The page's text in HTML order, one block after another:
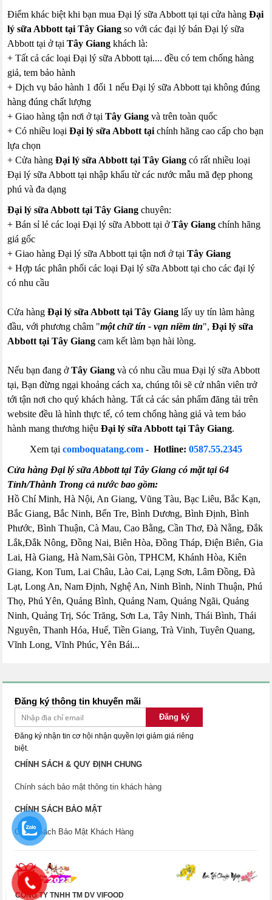
Điểm khác biệt khi bạn mua Đại lý sữa Abbott tại tại cửa hàngĐại
lý sữa Abbott tại Tây Giang so với các đại lý bán Đại lý sữa
Abbott tại ở tạiTây Giang khách là:
+ Tất cả các loại Đại lý sữa Abbott tại.... đều có tem chống hàng
giả, tem bảo hành
+ Dịch vụ bảo hành 1 đổi 1 nếu Đại lý sữa Abbott tại không đúng
hàng đúng chất lượng
+ Giao hàng tận nơi ở tạiTây Giang và trên toàn quốc
+ Có nhiều loạiĐại lý sữa Abbott tại chính hãng cao cấp cho bạn
lựa chọn
+ Cửa hàngĐại lý sữa Abbott tại Tây Giang có rất nhiều loại
Đại lý sữa Abbott tại nhập khẩu từ các nước mẫu mã đẹp phong
phú và đa dạng
Đại lý sữa Abbott tại Tây Giangchuyên:
+ Bán sỉ lẻ các loại Đại lý sữa Abbott tại ởTây Giang chính hãng
giá gốc
+ Giao hàng Đại lý sữa Abbott tại tận nơi ở tạiTây Giang
+ Hợp tác phân phối các loại Đại lý sữa Abbott tại cho các đại lý
có nhu cầu
Cửa hàngĐại lý sữa Abbott tại Tây Giang lấy uy tín làm hàng
đầu, với phương châm "một chữ tín - vạn niềm tin",Đại lý sữa
Abbott tại Tây Giang cam kết làm bạn hài lòng.
Nếu bạn đang ởTây Giang và có nhu cầu mua Đại lý sữa Abbott
tại, Bạn đừng ngại khoảng cách xa, chúng tôi sẽ cử nhân viên trở
tới tận nơi cho quý khách hàng. Tất cả các sản phẩm đăng tải trên
website đều là hình thực tế, có tem chống hàng giả và tem bảo
hành mang thương hiệuĐại lý sữa Abbott tại Tây Giang.
Xem tại comboquatang.com - Hotline: 0587.55.2345
Cửa hàng Đại lý sữa Abbott tại Tây Giang có mặt tại 64
Tỉnh/Thành Trong cả nước bao gồm:
Hồ Chí Minh, Hà Nội, An Giang, Vũng Tàu, Bạc Liêu, Bắc Kạn,
Bắc Giang, Bắc Ninh, Bến Tre, Bình Dương, Bình Định, Bình
Phước, Bình Thuận, Cà Mau, Cao Bằng, Cần Thơ, Đà Nẵng, Đắk
Lắk,Đắk Nông, Đồng Nai, Biên Hòa, Đồng Tháp, Điện Biên, Gia
Lai, Hà Giang, Hà Nam,Sài Gòn, TPHCM, Khánh Hòa, Kiên
Giang, Kon Tum, Lai Châu, Lào Cai, Lạng Sơn, Lâm Đồng, Đà
Lạt, Long An, Nam Định, Nghệ An, Ninh Bình, Ninh Thuận, Phú
Thọ, Phú Yên, Quảng Bình, Quảng Nam, Quảng Ngãi, Quảng
Ninh, Quảng Trị, Sóc Trăng, Sơn La, Tây Ninh, Thái Bình, Thái
Nguyên, Thanh Hóa, Huế, Tiền Giang, Trà Vinh, Tuyên Quang,
Vĩnh Long, Vĩnh Phúc, Yên Bái...
Đăng ký thông tin khuyến mãi
Đăng ký
Đăng ký nhận tin cơ hội nhận quyền lợi giảm giá riêng
biệt.
CHÍNH SÁCH & QUY ĐỊNH CHUNG
Chính sách bảo mật thông tin khách hàng
CHÍNH SÁCH BẢO MẬT
Chính Sách Bảo Mật Khách Hàng
CÔNG TY TNHH TM DV VIFOOD